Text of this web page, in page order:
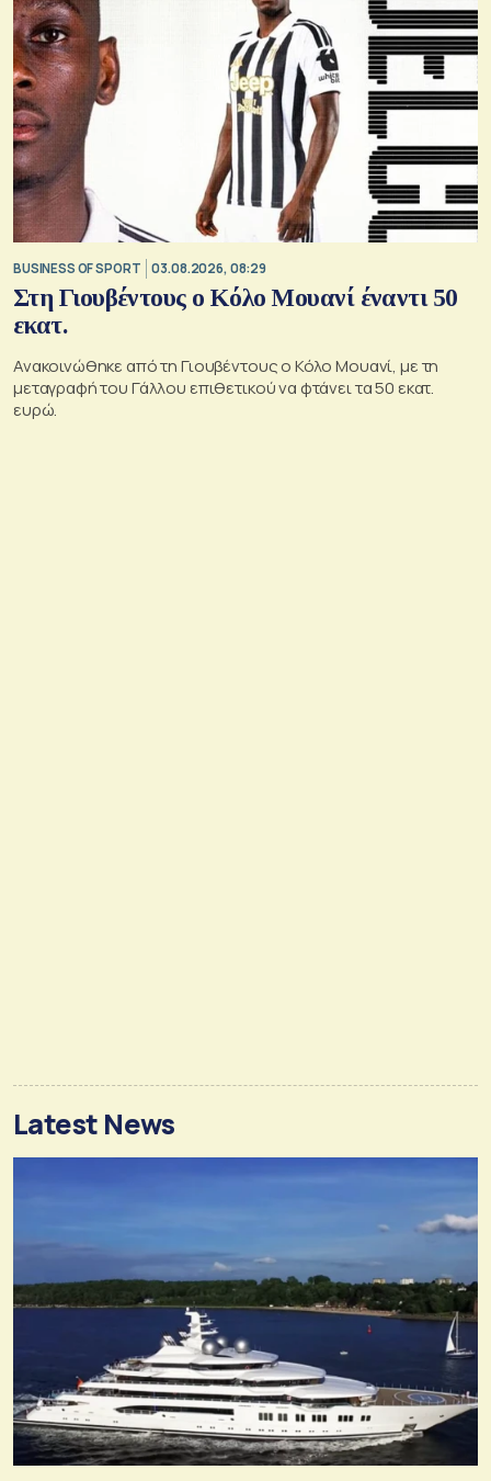
BUSINESS OF SPORT 03.08.2026, 08:29
Στη Γιουβέντους ο Κόλο Μουανί έναντι 50
εκατ.
Ανακοινώθηκε από τη Γιουβέντους ο Κόλο Μουανί, με τη
μεταγραφή του Γάλλου επιθετικού να φτάνει τα 50 εκατ.
ευρώ.
Latest News